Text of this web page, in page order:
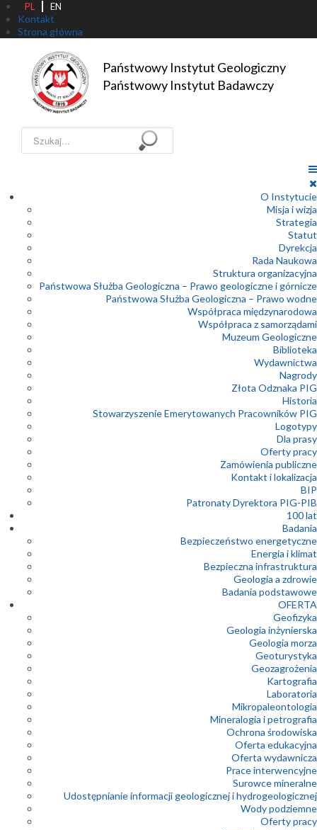
PL EN
Kontakt
Strona główna
Państwowy Instytut Geologiczny
Państwowy Instytut Badawczy
Szukaj...
O Instytucie
Misja i wizja
Strategia
Statut
Dyrekcja
Rada Naukowa
Struktura organizacyjna
Państwowa Służba Geologiczna – Prawo geologiczne i górnicze
Państwowa Służba Geologiczna – Prawo wodne
Współpraca międzynarodowa
Współpraca z samorządami
Muzeum Geologiczne
Biblioteka
Wydawnictwa
Nagrody
Złota Odznaka PIG
Historia
Stowarzyszenie Emerytowanych Pracowników PIG
Logotypy
Dla prasy
Oferty pracy
Zamówienia publiczne
Kontakt i lokalizacja
BIP
Patronaty Dyrektora PIG-PIB
100 lat
Badania
Bezpieczeństwo energetyczne
Energia i klimat
Bezpieczna infrastruktura
Geologia a zdrowie
Badania podstawowe
OFERTA
Geofizyka
Geologia inżynierska
Geologia morza
Geoturystyka
Geozagrożenia
Kartografia
Laboratoria
Mikropaleontologia
Mineralogia i petrografia
Ochrona środowiska
Oferta edukacyjna
Oferta wydawnicza
Prace interwencyjne
Surowce mineralne
Udostępnianie informacji geologicznej i hydrogeologicznej
Wody podziemne
Oferty pracy